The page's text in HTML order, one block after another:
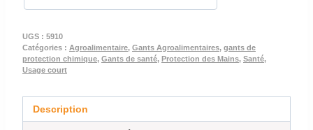
DE
UGS : 5910
Catégories : Agroalimentaire, Gants Agroalimentaires, gants de
protection chimique, Gants de santé, Protection des Mains, Santé,
Usage court
Description